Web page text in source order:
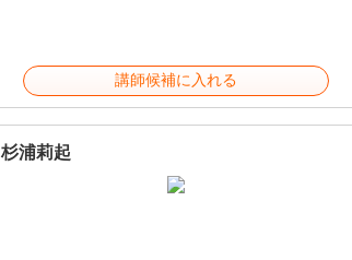
講師候補に入れる
杉浦莉起